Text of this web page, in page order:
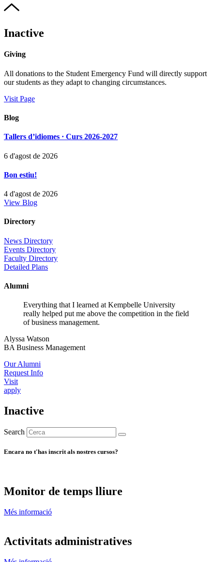
Inactive
Giving
All donations to the Student Emergency Fund will directly support
our students as they adapt to changing circumstances.
Visit Page
Blog
Tallers d’idiomes · Curs 2026-2027
6 d'agost de 2026
Bon estiu!
4 d'agost de 2026
View Blog
Directory
News Directory
Events Directory
Faculty Directory
Detailed Plans
Alumni
Everything that I learned at Kempbelle University
really helped put me above the competition in the field
of business management.
Alyssa Watson
BA Business Management
Our Alumni
Request Info
Visit
apply
Inactive
Search
Encara no t'has inscrit als nostres cursos?
Monitor de temps lliure
Més informació
Activitats administratives